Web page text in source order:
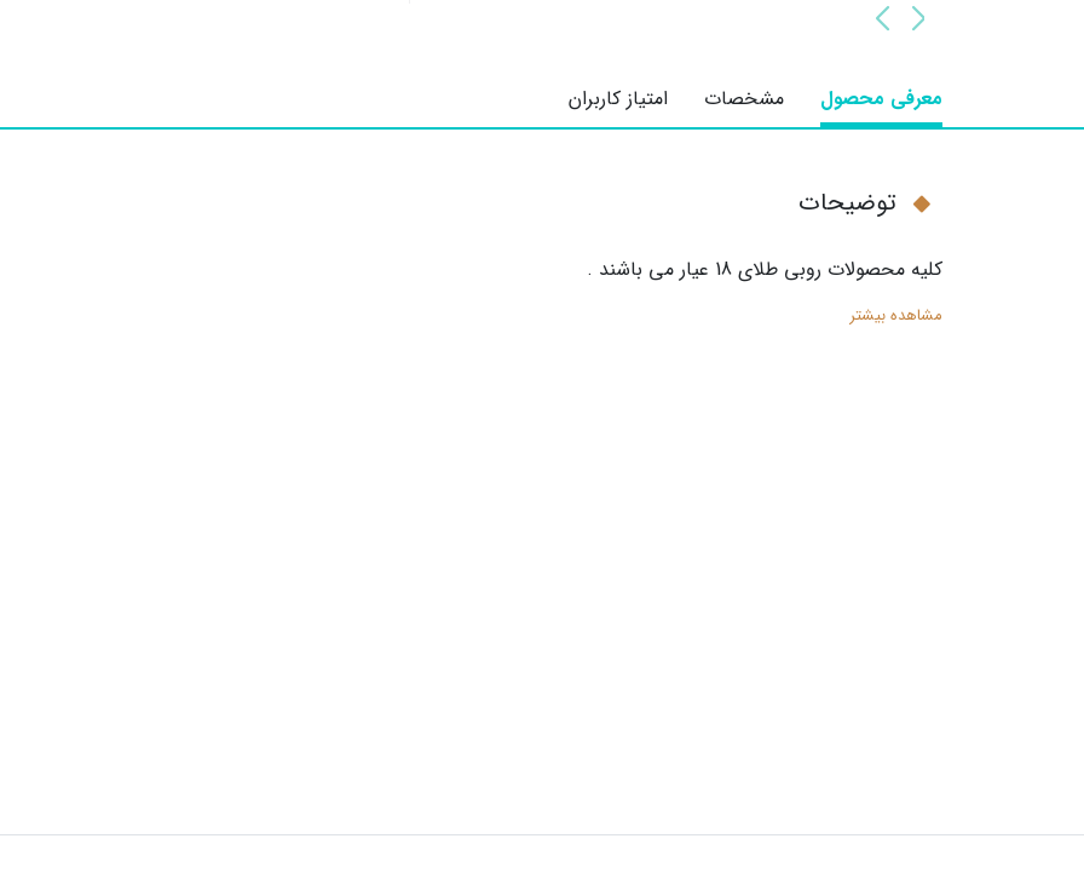
معرفی محصول مشخصات امتیاز کاربران
توضیحات
کلیه محصولات روبی طلای 18 عیار می باشند .
مشاهده بیشتر